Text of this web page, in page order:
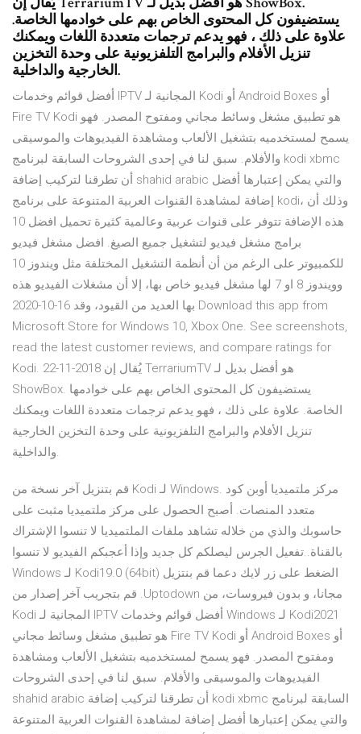
يستضيفون كل المحتوى الخاص بهم على خوادمها الخاصة.
علاوة على ذلك ، فهو يدعم ترجمات متعددة اللغات ويمكنك
تنزيل الأفلام والبرامج التلفزيونية على وحدة التخزين
الخارجية والداخلية.
أفضل قوائم وخدمات IPTV المجانية لـ Kodi أو Android Boxes أو
Fire TV Kodi هو تطبيق مشغل وسائط مجاني ومفتوح المصدر. فهو
يسمح لمستخدميه بتشغيل الألعاب ومشاهدة الفيديوهات والموسيقى
والأفلام. سبق لنا في إحدى الشروحات السابقة لبرنامج kodi xbmc
أن تطرقنا لتركيب إضافة shahid arabic والتي يمكن إعتبارها أفضل
إضافة لمشاهدة القنوات العربية المتنوعة على برنامج kodi، وذلك أن
هذه الإضافة تتوفر على قنوات عربية وعالمية كثيرة تحميل افضل 10
برامج مشغل فيديو لتشغيل جميع الصيغ. افضل مشغل فيديو
للكمبيوتر على الرغم من أن أنظمة التشغيل المختلفة مثل ويندوز 10
وويندوز 8 او 7 لها مشغل فيديو خاص بها، إلا أن مشغلات الفيديو هذه
بها العديد من القيود، وقد 16-10-2020 Download this app from
Microsoft Store for Windows 10, Xbox One. See screenshots,
read the latest customer reviews, and compare ratings for
Kodi. 22-11-2018 يُقال إن TerrariumTV هو أفضل بديل لـ
ShowBox. يستضيفون كل المحتوى الخاص بهم على خوادمها
الخاصة. علاوة على ذلك ، فهو يدعم ترجمات متعددة اللغات ويمكنك
تنزيل الأفلام والبرامج التلفزيونية على وحدة التخزين الخارجية
والداخلية.
قم بتنزيل آخر نسخة من Kodi لـ Windows. مركز ملتميديا أوبن كود
متعدد المنصات. أصبح الحصول على مركز ملتميديا مثبت على
حاسوبك والذي من خلاله تشاهد ملفات الملتميديا لا تنسوا الإشتراك
بالقناة..تفعيل الجرس ليصلكم كل جديد وإذا أعجبكم الفيديو لا تنسوا
الضغط على زر لايك دعما ‫قم بنتزيل Kodi19.0 (64bit) لـ Windows
مجانا، و بدون فيروسات، من Uptodown. قم بتجريب آخر إصدار من
Kodi2021 لـ Windows أفضل قوائم وخدمات IPTV المجانية لـ Kodi
أو Android Boxes أو Fire TV Kodi هو تطبيق مشغل وسائط مجاني
ومفتوح المصدر. فهو يسمح لمستخدميه بتشغيل الألعاب ومشاهدة
الفيديوهات والموسيقى والأفلام. سبق لنا في إحدى الشروحات
السابقة لبرنامج kodi xbmc أن تطرقنا لتركيب إضافة shahid arabic
والتي يمكن إعتبارها أفضل إضافة لمشاهدة القنوات العربية المتنوعة